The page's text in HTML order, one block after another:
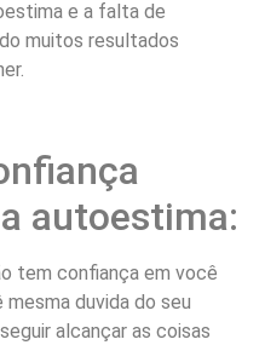
e a falta de
muitos resultados
autoestima:
tem confiança em você
duvida do seu
alcançar as coisas